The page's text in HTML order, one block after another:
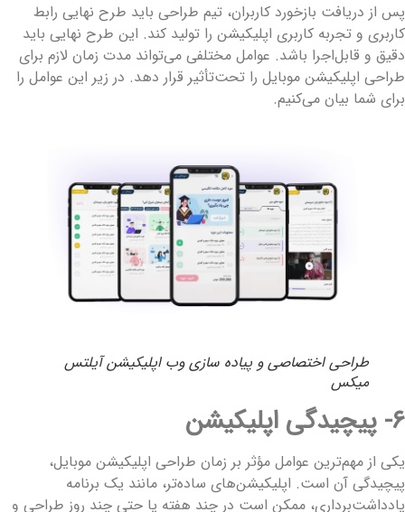
پس از دریافت بازخورد کاربران، تیم طراحی باید طرح نهایی رابط
کاربری و تجربه کاربری اپلیکیشن را تولید کند. این طرح نهایی باید
دقیق و قابل‌اجرا باشد. عوامل مختلفی می‌تواند مدت‌ زمان لازم برای
طراحی اپلیکیشن موبایل را تحت‌تأثیر قرار دهد. در زیر این عوامل را
برای شما بیان می‌کنیم.
طراحی اختصاصی و پیاده سازی وب اپلیکیشن آیلتس
میکس
۶- پیچیدگی اپلیکیشن
یکی از مهم‌ترین عوامل مؤثر بر زمان طراحی اپلیکیشن موبایل،
پیچیدگی آن است. اپلیکیشن‌های ساده‌تر، مانند یک برنامه
یادداشت‌برداری، ممکن است در چند هفته یا حتی چند روز طراحی و